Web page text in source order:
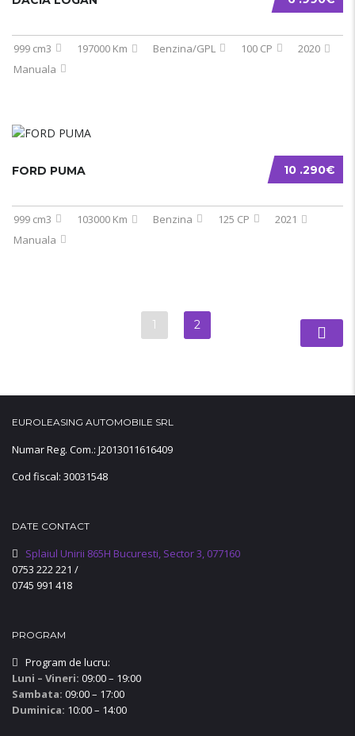
999 cm3 197000 Km Benzina/GPL 100 CP
2020
Manuala
10 .290€
FORD PUMA
999 cm3 103000 Km Benzina 125 CP
2021
Manuala
1 2
EUROLEASING AUTOMOBILE SRL
Numar Reg. Com.: J2013011616409
Cod fiscal: 30031548
DATE CONTACT
Splaiul Unirii 865H Bucuresti, Sector 3, 077160
0753 222 221 /
0745 991 418
PROGRAM
Program de lucru:
Luni – Vineri: 09:00 – 19:00
Sambata: 09:00 – 17:00
Duminica: 10:00 – 14:00